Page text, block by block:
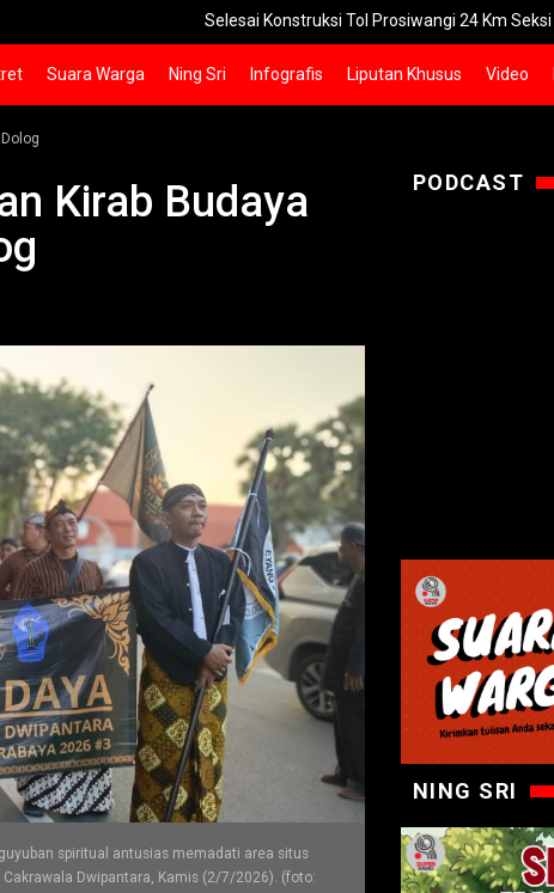
Selesai Konstruksi Tol Prosiwangi 24 Km Seksi 1-2 Siap Operasi
Suara Warga Ning Sri Infografis Liputan Khusus Video
Kirab Budaya
spiritual antusias memadati area situs
Dwipantara, Kamis (2/7/2026). (foto:
PODCAST
NING SRI